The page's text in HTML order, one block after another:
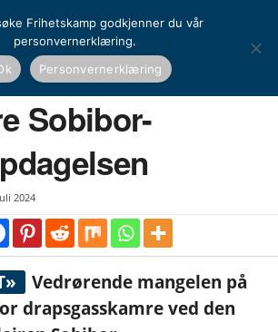
under lupen Den store Sobibor-(gjen)oppdagelsen
UNDER LUPEN
Sobibor-
2024
Vedrørende mangelen på
drapsgasskamre ved den
Frihetskamp godkjenner du vår
personvernerklæring.
Personvernerklæring